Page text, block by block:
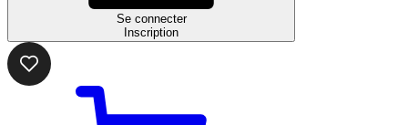
Se connecter
Inscription